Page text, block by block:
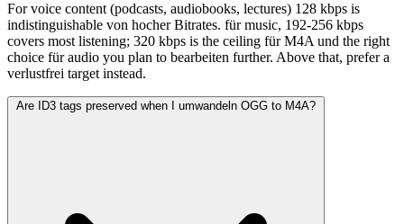
For voice content (podcasts, audiobooks, lectures) 128 kbps is
indistinguishable von hocher Bitrates. für music, 192-256 kbps
covers most listening; 320 kbps is the ceiling für M4A und the right
choice für audio you plan to bearbeiten further. Above that, prefer a
verlustfrei target instead.
Are ID3 tags preserved when I umwandeln OGG to M4A?